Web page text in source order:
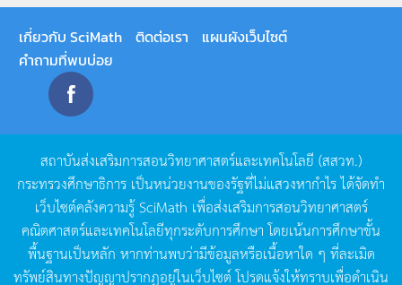
เกี่ยวกับ SciMath ติดต่อเรา
แผนผังเว็บไซต์
คำถามที่พบบ่อย
สถาบันส่งเสริมการสอนวิทยาศาสตร์และเทคโนโลยี (สสวท.)
กระทรวงศึกษาธิการ เป็นหน่วยงานของรัฐที่ไม่แสวงหากำไรได้จัดทำ
เว็บไซต์คลังความรู้SciMath เพื่อส่งเสริมการสอนวิทยาศาสตร์
คณิตศาสตร์และเทคโนโลยีทุกระดับการศึกษา โดยเน้นการศึกษาขั้น
พื้นฐานเป็นหลัก หากท่านพบว่ามีข้อมูลหรือเนื้อหาใด ๆ ที่ละเมิด
ทรัพย์สินทางปัญญาปรากฏอยู่ในเว็บไซต์โปรดแจ้งให้ทราบเพื่อดำเนิน